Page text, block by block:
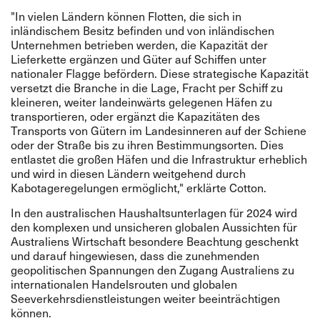
"In vielen Ländern können Flotten, die sich in
inländischem Besitz befinden und von inländischen
Unternehmen betrieben werden, die Kapazität der
Lieferkette ergänzen und Güter auf Schiffen unter
nationaler Flagge befördern. Diese strategische Kapazität
versetzt die Branche in die Lage, Fracht per Schiff zu
kleineren, weiter landeinwärts gelegenen Häfen zu
transportieren, oder ergänzt die Kapazitäten des
Transports von Gütern im Landesinneren auf der Schiene
oder der Straße bis zu ihren Bestimmungsorten. Dies
entlastet die großen Häfen und die Infrastruktur erheblich
und wird in diesen Ländern weitgehend durch
Kabotageregelungen ermöglicht," erklärte Cotton.
In den australischen Haushaltsunterlagen für 2024 wird
den komplexen und unsicheren globalen Aussichten für
Australiens Wirtschaft besondere Beachtung geschenkt
und darauf hingewiesen, dass die zunehmenden
geopolitischen Spannungen den Zugang Australiens zu
internationalen Handelsrouten und globalen
Seeverkehrsdienstleistungen weiter beeinträchtigen
können.